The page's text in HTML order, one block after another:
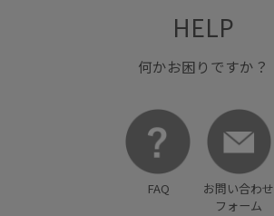
HELP
何かお困りですか？
FAQ
お問い合わせ
フォーム